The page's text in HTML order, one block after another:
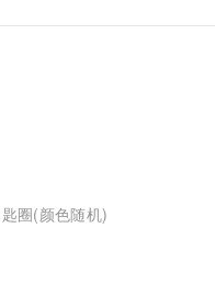
圈(颜色随机)